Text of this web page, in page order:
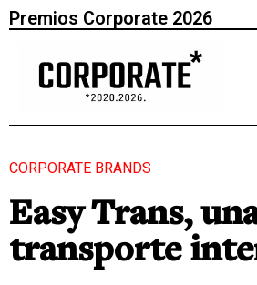
Premios Corporate 2026
CORPORATE BRANDS
Easy Trans,
transporte